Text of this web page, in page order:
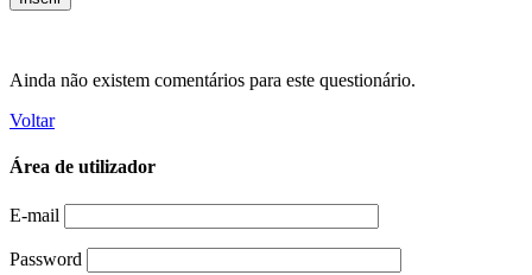
Ainda não existem comentários para este questionário.
Voltar
Área de utilizador
E-mail
Password